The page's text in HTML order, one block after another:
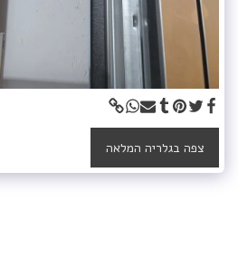
צפה בגלריה המלאה